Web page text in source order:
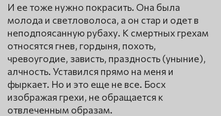
И ее тоже нужно покрасить. Она была
молода и светловолоса, а он стар и одет в
неподпоясанную рубаху. К смертных грехам
относятся гнев, гордыня, похоть,
чревоугодие, зависть, праздность (уныние),
алчность. Уставился прямо на меня и
фыркает. Но и это еще не все. Босх
изображая грехи, не обращается к
отвлеченным образам.